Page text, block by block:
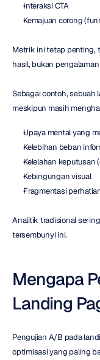
Interaksi CTA
Kemajuan corong
Metrik ini tetap penting,
hasil, bukan
Sebagai contoh, sebuah
meskipun masih
Upaya mental yang
Kelebihan beban
Kelelahan keputusan
Kebingungan visual
Fragmentasi
Analitik tradisional
tersembunyi ini.
Mengapa
Landing
Pengujian A/B pada
optimisasi yang paling